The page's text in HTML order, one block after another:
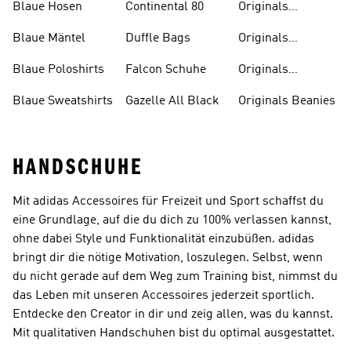
Blaue Hosen
Blaue Mäntel
Blaue Poloshirts
Blaue Sweatshirts
Continental 80
Duffle Bags
Falcon Schuhe
Gazelle All Black
Originals
Originals
Originals
Oberteile
Originals Beanies
HANDSCHUHE
Mit adidas Accessoires für Freizeit und Sport schaffst du
eine Grundlage, auf die du dich zu 100% verlassen kannst,
ohne dabei Style und Funktionalität einzubüßen. adidas
bringt dir die nötige Motivation, loszulegen. Selbst, wenn
du nicht gerade auf dem Weg zum Training bist, nimmst du
das Leben mit unseren Accessoires jederzeit sportlich.
Entdecke den Creator in dir und zeig allen, was du kannst.
Mit qualitativen Handschuhen bist du optimal ausgestattet.